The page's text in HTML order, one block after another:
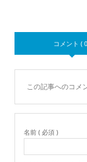
コメント (
この記事へのコメ
名前 ( 必須 )